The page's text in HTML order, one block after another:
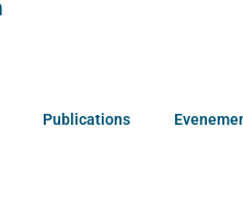
Publications